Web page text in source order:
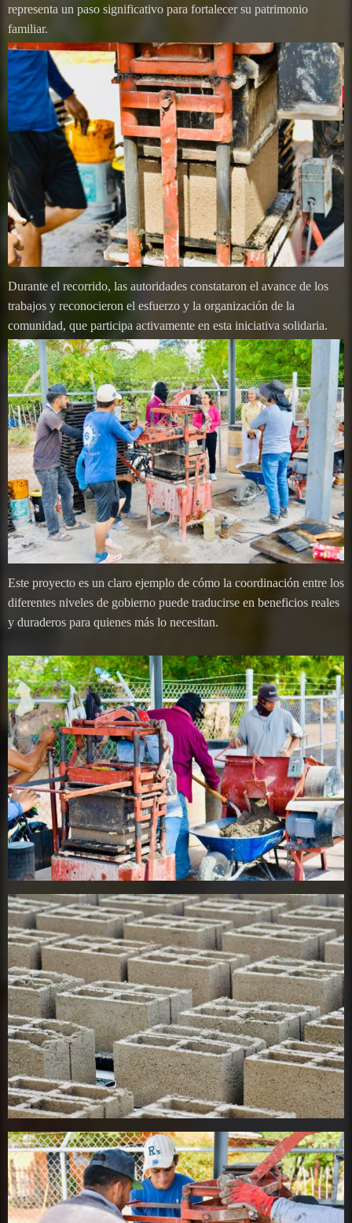
representa un paso significativo para fortalecer su patrimonio
familiar.
Durante el recorrido, las autoridades constataron el avance de los
trabajos y reconocieron el esfuerzo y la organización de la
comunidad, que participa activamente en esta iniciativa solidaria.
Este proyecto es un claro ejemplo de cómo la coordinación entre los
diferentes niveles de gobierno puede traducirse en beneficios reales
y duraderos para quienes más lo necesitan.